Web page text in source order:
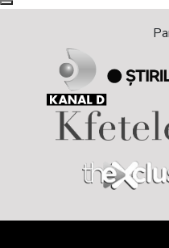
Next
Previous